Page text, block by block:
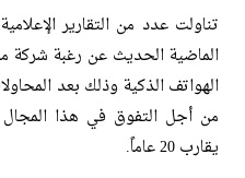
تناولت عدد من التقارير
الماضية الحديث عن رغبة
الهواتف الذكية وذلك بعد
من أجل التفوق في هذا
يقارب 20 عاماً.